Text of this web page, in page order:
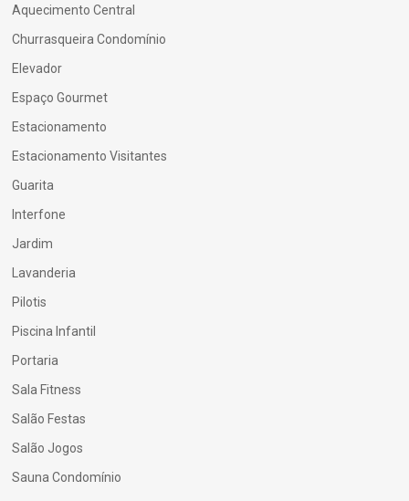
Aquecimento Central
Churrasqueira Condomínio
Elevador
Espaço Gourmet
Estacionamento
Estacionamento Visitantes
Guarita
Interfone
Jardim
Lavanderia
Pilotis
Piscina Infantil
Portaria
Sala Fitness
Salão Festas
Salão Jogos
Sauna Condomínio